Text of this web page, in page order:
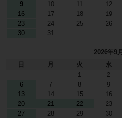
9
10 11 12
16
17 18 19
23
24 25 26
30
31
2026年9月
日
月 火 水
1
2
6
7 8 9
13
14 15 16
20
21 22 23
27
28 29 30